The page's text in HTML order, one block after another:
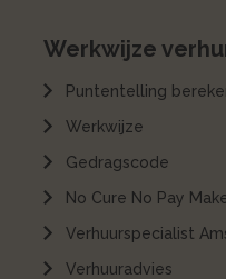
Werkwijze
Puntentelling
Werkwijze
Gedragscode
No Cure No Pay
Verhuurspecialist
Verhuuradvies